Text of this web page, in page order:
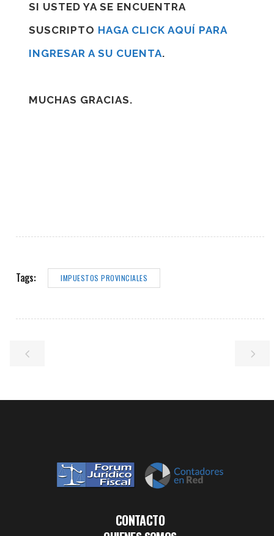
SI USTED YA SE ENCUENTRA
SUSCRIPTO HAGA CLICK AQUÍ PARA
INGRESAR A SU CUENTA.
MUCHAS GRACIAS.
Tags: IMPUESTOS PROVINCIALES
CONTACTO